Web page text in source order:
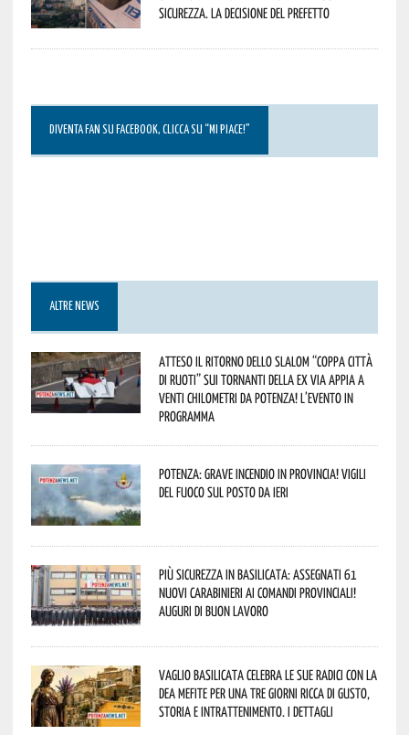
sicurezza. La decisione del Prefetto
DIVENTA FAN SU FACEBOOK, CLICCA SU “MI PIACE!”
ALTRE NEWS
Atteso il ritorno dello slalom “Coppa Città
di Ruoti” sui tornanti della ex via Appia a
venti chilometri da Potenza! L’evento in
programma
Potenza: grave incendio in Provincia! Vigili
del fuoco sul posto da ieri
Più sicurezza in Basilicata: assegnati 61
nuovi Carabinieri ai Comandi provinciali!
Auguri di buon lavoro
Vaglio Basilicata celebra le sue radici con la
Dea Mefite per una tre giorni ricca di gusto,
storia e intrattenimento. I dettagli